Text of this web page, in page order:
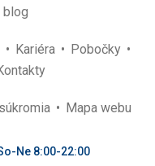
Kariéra
Pobočky
Mapa webu
Ne 8:00-22:00